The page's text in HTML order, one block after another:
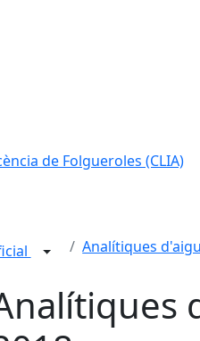
de Folgueroles (CLIA)
Analítiques